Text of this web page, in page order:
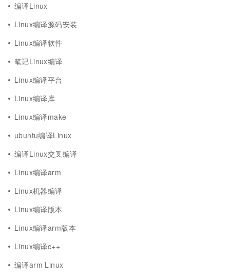
编译Linux
Linux编译源码安装
Linux编译软件
笔记Linux编译
Linux编译平台
Linux编译库
Linux编译make
ubuntu编译Linux
编译Linux交叉编译
Linux编译arm
Linux机器编译
Linux编译版本
Linux编译arm版本
Linux编译c++
编译arm Linux